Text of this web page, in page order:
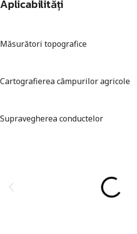
Aplicabilități
Măsurători topografice
Cartografierea câmpurilor agricole
Supravegherea conductelor